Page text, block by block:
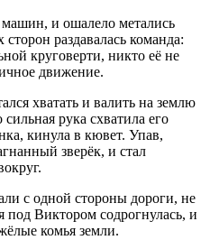
и ошалело метались
раздавалась команда:
круговерти, никто её не
движение.
хватать и валить на землю
рука схватила его
кинула в кювет. Упав,
зверёк, и стал
с одной стороны дороги, не
Виктором содрогнулась, и
комья земли.